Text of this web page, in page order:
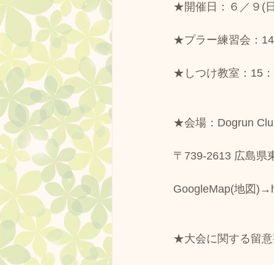
ドッグランクラブ杯 フー
ドッグラン広島黒瀬スケジュ
★開催日：６／９(
★プラー練習会：14
★しつけ教室：15：
★会場：Dogrun
〒739-2613 広島県
GoogleMap(地図
★大会に関する留意